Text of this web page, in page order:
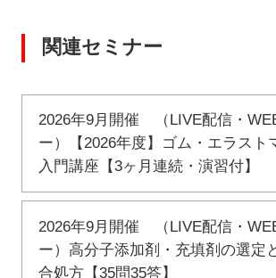
関連セミナー
2026年9月開催 （LIVE配信・
ー）【2026年度】ゴム・エラスト
入門講座【3ヶ月連続・演習付】
2026年9月開催 （LIVE配信・
ー）高分子添加剤・充填剤の選定
合処方【35問35答】